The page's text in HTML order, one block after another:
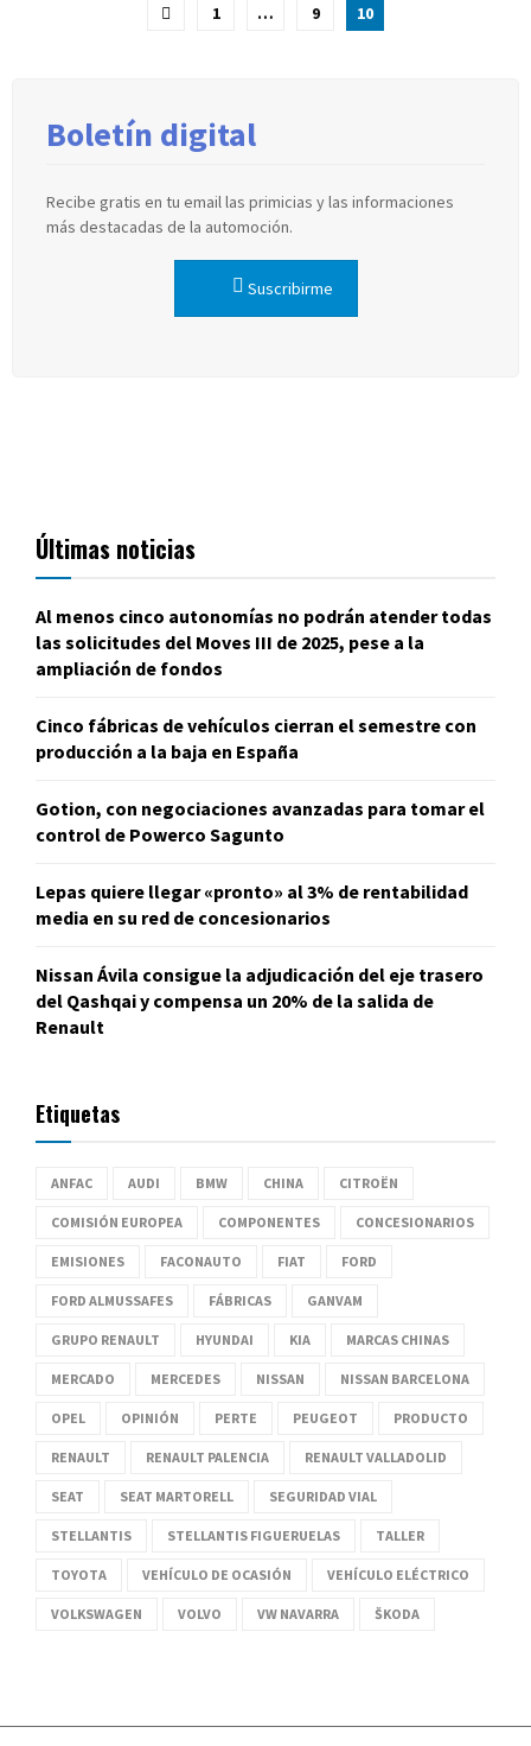
Paginación
1 … 9 10
Boletín digital
Recibe gratis en tu email las primicias y las informaciones
más destacadas de la automoción.
Suscribirme
Últimas noticias
Al menos cinco autonomías no podrán atender todas
las solicitudes del Moves III de 2025, pese a la
ampliación de fondos
Cinco fábricas de vehículos cierran el semestre con
producción a la baja en España
Gotion, con negociaciones avanzadas para tomar el
control de Powerco Sagunto
Lepas quiere llegar «pronto» al 3% de rentabilidad
media en su red de concesionarios
Nissan Ávila consigue la adjudicación del eje trasero
del Qashqai y compensa un 20% de la salida de
Renault
Etiquetas
ANFAC AUDI BMW CHINA CITROËN
COMISIÓN EUROPEA COMPONENTES CONCESIONARIOS
EMISIONES FACONAUTO FIAT FORD
FORD ALMUSSAFES FÁBRICAS GANVAM
GRUPO RENAULT HYUNDAI KIA MARCAS CHINAS
MERCADO MERCEDES NISSAN NISSAN BARCELONA
OPEL OPINIÓN PERTE PEUGEOT PRODUCTO
RENAULT RENAULT PALENCIA RENAULT VALLADOLID
SEAT SEAT MARTORELL SEGURIDAD VIAL
STELLANTIS STELLANTIS FIGUERUELAS TALLER
TOYOTA VEHÍCULO DE OCASIÓN VEHÍCULO ELÉCTRICO
VOLKSWAGEN VOLVO VW NAVARRA ŠKODA